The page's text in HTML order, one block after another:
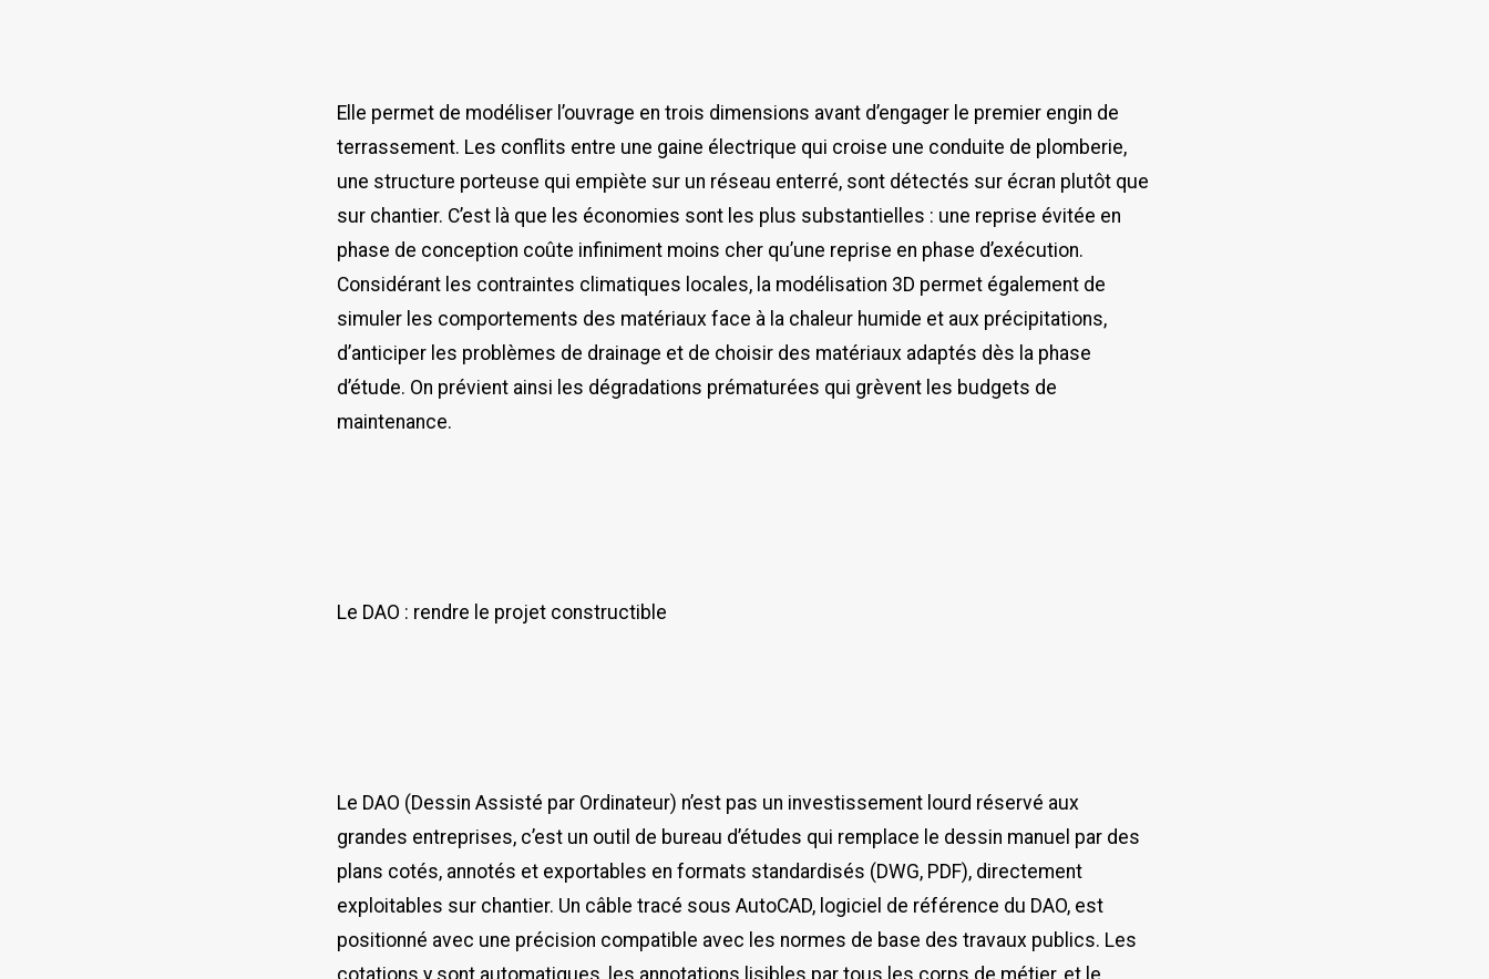
Elle permet de modéliser l’ouvrage en trois dimensions avant d’engager le premier engin de
terrassement. Les conflits entre une gaine électrique qui croise une conduite de plomberie,
une structure porteuse qui empiète sur un réseau enterré, sont détectés sur écran plutôt que
sur chantier. C’est là que les économies sont les plus substantielles : une reprise évitée en
phase de conception coûte infiniment moins cher qu’une reprise en phase d’exécution.
Considérant les contraintes climatiques locales, la modélisation 3D permet également de
simuler les comportements des matériaux face à la chaleur humide et aux précipitations,
d’anticiper les problèmes de drainage et de choisir des matériaux adaptés dès la phase
d’étude. On prévient ainsi les dégradations prématurées qui grèvent les budgets de
maintenance.
Le DAO : rendre le projet constructible
Le DAO (Dessin Assisté par Ordinateur) n’est pas un investissement lourd réservé aux
grandes entreprises, c’est un outil de bureau d’études qui remplace le dessin manuel par des
plans cotés, annotés et exportables en formats standardisés (DWG, PDF), directement
exploitables sur chantier. Un câble tracé sous AutoCAD, logiciel de référence du DAO, est
positionné avec une précision compatible avec les normes de base des travaux publics. Les
cotations y sont automatiques, les annotations lisibles par tous les corps de métier, et le